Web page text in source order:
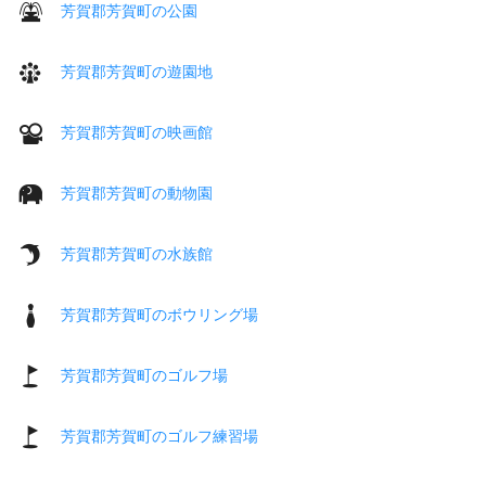
芳賀郡芳賀町の公園
芳賀郡芳賀町の遊園地
芳賀郡芳賀町の映画館
芳賀郡芳賀町の動物園
芳賀郡芳賀町の水族館
芳賀郡芳賀町のボウリング場
芳賀郡芳賀町のゴルフ場
芳賀郡芳賀町のゴルフ練習場